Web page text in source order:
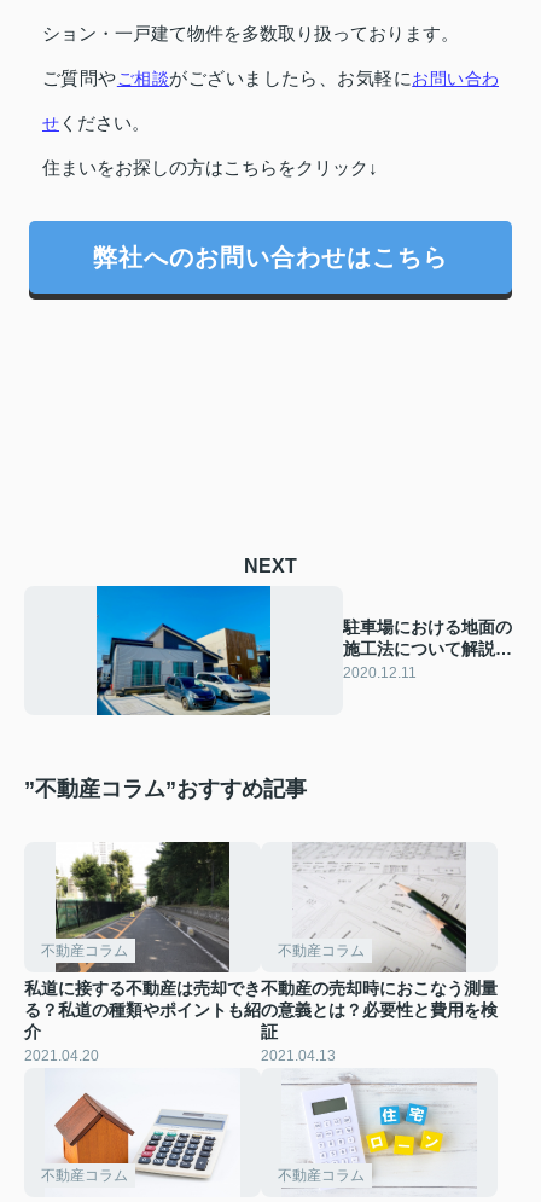
ション・一戸建て物件を多数取り扱っております。
ご質問やご相談がございましたら、お気軽にお問い合わ
せ ください。
住まいをお探しの方はこちらをクリック↓
弊社へのお問い合わせはこちら
NEXT
駐車場における地面の
施工法について解説い
たします！
2020.12.11
”不動産コラム”おすすめ記事
不動産コラム
私道に接する不動産は売却でき
る？私道の種類やポイントも紹
介
2021.04.20
不動産コラム
不動産の売却時におこなう測量
の意義とは？必要性と費用を検
証
2021.04.13
不動産コラム 不動産コラム